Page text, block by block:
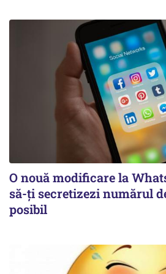
O nouă modificare la
să-ți secretizezi numărul
posibil